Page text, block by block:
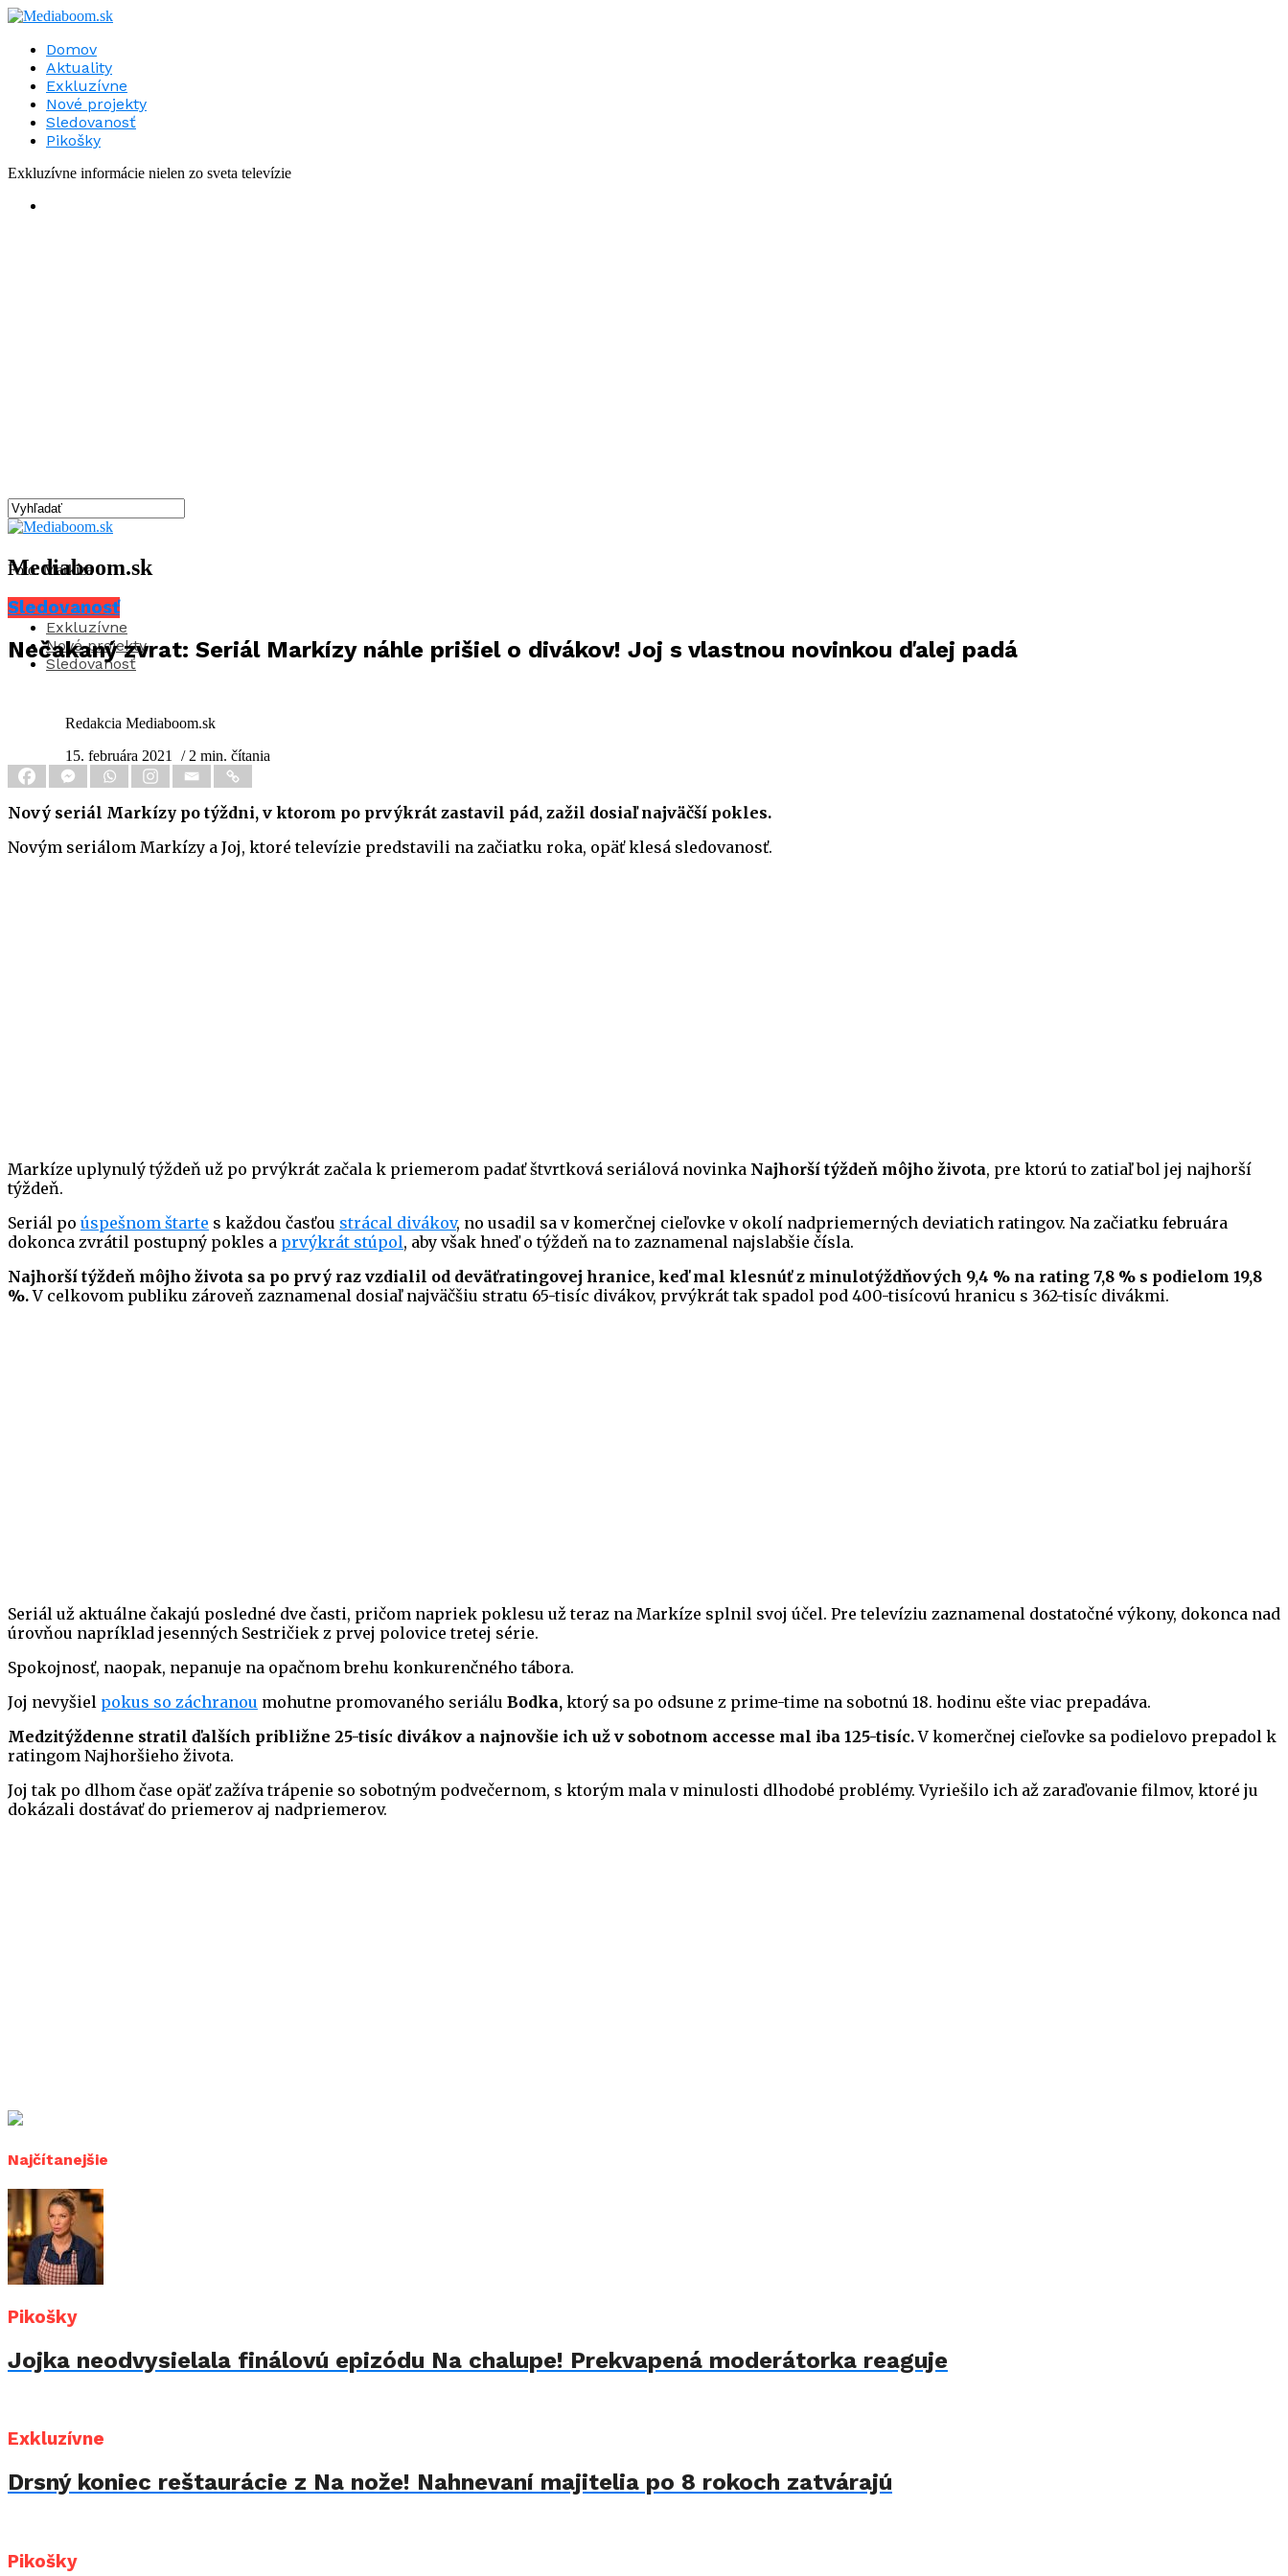
Domov
Aktuality
Exkluzívne
Nové projekty
Sledovanosť
Pikošky
Exkluzívne informácie nielen zo sveta televízie
Mediaboom.sk
Aktuality
Exkluzívne
Nové projekty
Sledovanosť
Foto: Markíza
Sledovanosť
Nečakaný zvrat: Seriál Markízy náhle prišiel o divákov! Joj s vlastnou novinkou ďalej padá
Redakcia Mediaboom.sk
15. februára 2021
/ 2 min. čítania
Nový seriál Markízy po týždni, v ktorom po prvýkrát zastavil pád, zažil dosiaľ najväčší pokles.
Novým seriálom Markízy a Joj, ktoré televízie predstavili na začiatku roka, opäť klesá sledovanosť.
Markíze uplynulý týždeň už po prvýkrát začala k priemerom padať štvrtková seriálová novinka Najhorší týždeň môjho života, pre ktorú to zatiaľ bol jej najhorší
týždeň.
Seriál po úspešnom štarte s každou časťou strácal divákov, no usadil sa v komerčnej cieľovke v okolí nadpriemerných deviatich ratingov. Na začiatku februára
dokonca zvrátil postupný pokles a prvýkrát stúpol, aby však hneď o týždeň na to zaznamenal najslabšie čísla.
Najhorší týždeň môjho života sa po prvý raz vzdialil od deväťratingovej hranice, keď mal klesnúť z minulotýždňových 9,4 % na rating 7,8 % s podielom 19,8
%.V celkovom publiku zároveň zaznamenal dosiaľ najväčšiu stratu 65-tisíc divákov, prvýkrát tak spadol pod 400-tisícovú hranicu s 362-tisíc divákmi.
Seriál už aktuálne čakajú posledné dve časti, pričom napriek poklesu už teraz na Markíze splnil svoj účel. Pre televíziu zaznamenal dostatočné výkony, dokonca nad
úrovňou napríklad jesenných Sestričiek z prvej polovice tretej série.
Spokojnosť, naopak, nepanuje na opačnom brehu konkurenčného tábora.
Joj nevyšiel pokus so záchranou mohutne promovaného seriálu Bodka, ktorý sa po odsune z prime-time na sobotnú 18. hodinu ešte viac prepadáva.
Medzitýždenne stratil ďalších približne 25-tisíc divákov a najnovšie ich už v sobotnom accesse mal iba 125-tisíc.V komerčnej cieľovke sa podielovo prepadol k
ratingom Najhoršieho života.
Joj tak po dlhom čase opäť zažíva trápenie so sobotným podvečernom, s ktorým mala v minulosti dlhodobé problémy. Vyriešilo ich až zaraďovanie filmov, ktoré ju
dokázali dostávať do priemerov aj nadpriemerov.
Najčítanejšie
Pikošky
Jojka neodvysielala finálovú epizódu Na chalupe! Prekvapená moderátorka reaguje
Exkluzívne
Drsný koniec reštaurácie z Na nože! Nahnevaní majitelia po 8 rokoch zatvárajú
Pikošky